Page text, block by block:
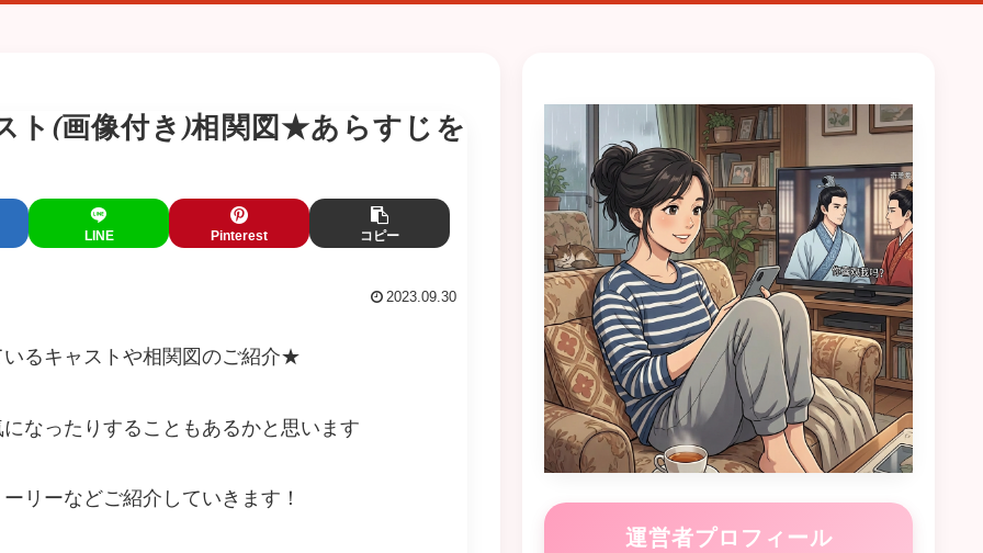
ト(画像付き)相関図★あらすじを
LINE Pinterest コピー
2023.09.30
るキャストや相関図のご紹介★
なったりすることもあるかと思います
リーなどご紹介していきます！
運営者プロフィール